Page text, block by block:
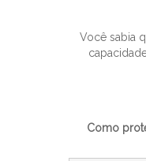
Você sabia
Como